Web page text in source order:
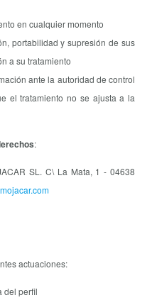
en cualquier momento
portabilidad y supresión de sus
a su tratamiento
ante la autoridad de control
el tratamiento no se ajusta a la
:
SL. C\ La Mata, 1 - 04638
actuaciones:
del perfil